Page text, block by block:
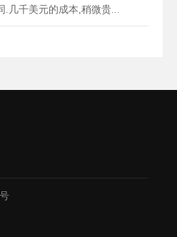
.几千美元的成本,稍微贵...